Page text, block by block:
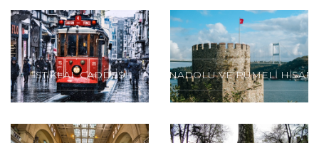
İSTİKLAL CADDESİ ANADOLU VE RUMELİ HİSARI